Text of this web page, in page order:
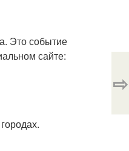
Это событие
сайте:
⇨